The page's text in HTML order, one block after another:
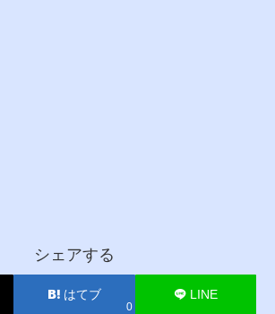
シェアする
はてブ
0
LINE